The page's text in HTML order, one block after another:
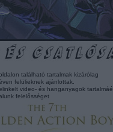
található tartalmak kizárólag
felülieknek ajánlottak.
video- és hanganyagok
felelősséget